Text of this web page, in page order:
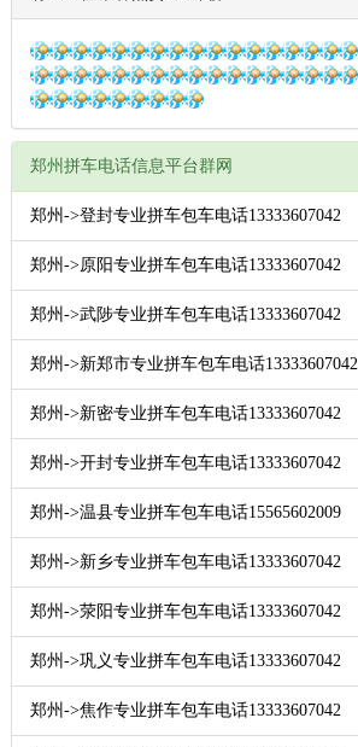
郑州拼车电话信息平台群网
郑州->登封专业拼车包车电话13333607042
郑州->原阳专业拼车包车电话13333607042
郑州->武陟专业拼车包车电话13333607042
郑州->新郑市专业拼车包车电话13333607042
郑州->新密专业拼车包车电话13333607042
郑州->开封专业拼车包车电话13333607042
郑州->温县专业拼车包车电话15565602009
郑州->新乡专业拼车包车电话13333607042
郑州->荥阳专业拼车包车电话13333607042
郑州->巩义专业拼车包车电话13333607042
郑州->焦作专业拼车包车电话13333607042